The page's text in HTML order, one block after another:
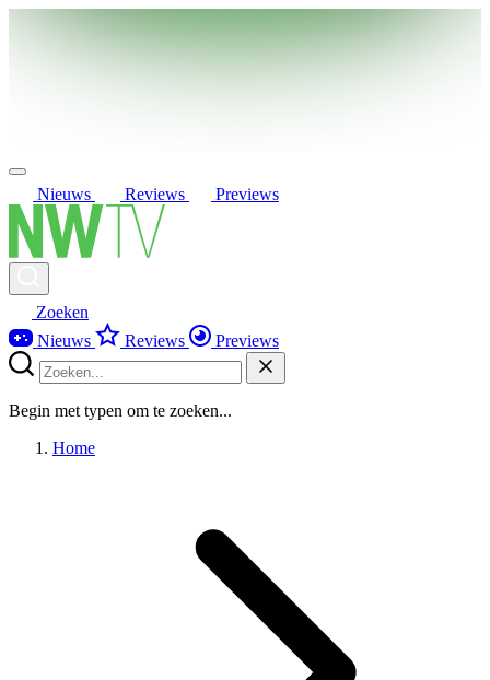
Nieuws Reviews Previews
Zoeken
Nieuws
Reviews Previews
Begin met typen om te zoeken...
Home